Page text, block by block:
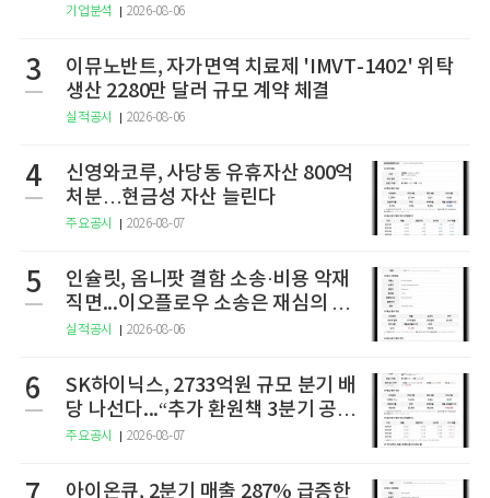
기업분석 2026-08-06
3
이뮤노반트, 자가면역 치료제 'IMVT-1402' 위탁
생산 2280만 달러 규모 계약 체결
실적공시 2026-08-06
4
신영와코루, 사당동 유휴자산 800억
처분…현금성 자산 늘린다
주요공시 2026-08-07
5
인슐릿, 옴니팟 결함 소송·비용 악재
직면...이오플로우 소송은 재심의 청
구
실적공시 2026-08-06
6
SK하이닉스, 2733억원 규모 분기 배
당 나선다...“추가 환원책 3분기 공
개”
주요공시 2026-08-07
아이온큐, 2분기 매출 287% 급증한